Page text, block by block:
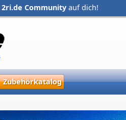
2ri.de Community auf dich!
Zubehörkatalog